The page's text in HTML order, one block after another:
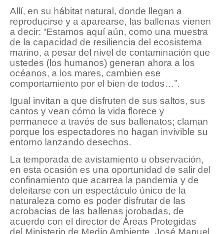
Allí, en su hábitat natural, donde llegan a
reproducirse y a aparearse, las ballenas vienen
a decir: “Estamos aquí aún, como una muestra
de la capacidad de resiliencia del ecosistema
marino, a pesar del nivel de contaminación que
ustedes (los humanos) generan ahora a los
océanos, a los mares, cambien ese
comportamiento por el bien de todos…”.
Igual invitan a que disfruten de sus saltos, sus
cantos y vean cómo la vida florece y
permanece a través de sus ballenatos; claman
porque los espectadores no hagan invivible su
entorno lanzando desechos.
La temporada de avistamiento u observación,
en esta ocasión es una oportunidad de salir del
confinamiento que acarrea la pandemia y de
deleitarse con un espectáculo único de la
naturaleza como es poder disfrutar de las
acrobacias de las ballenas jorobadas, de
acuerdo con el director de Áreas Protegidas